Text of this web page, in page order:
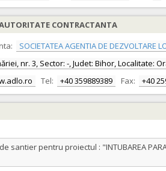
CONTRACTANTA
SOCIETATEA AGENTIA DE DEZVOLTARE
nr. 3, Sector: -, Judet: Bihor, Localitate:
Tel: +40 359889389 Fax: +40
santier pentru proiectul : "INTUBAREA